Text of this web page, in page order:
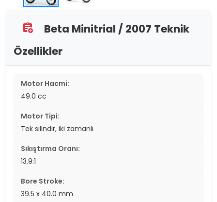
assignment_add
Beta Minitrial / 2007 Teknik
Özellikler
Motor Hacmi:
49.0 cc
Motor Tipi:
Tek silindir, iki zamanlı
Sıkıştırma Oranı:
13.9:1
Bore Stroke:
39.5 x 40.0 mm